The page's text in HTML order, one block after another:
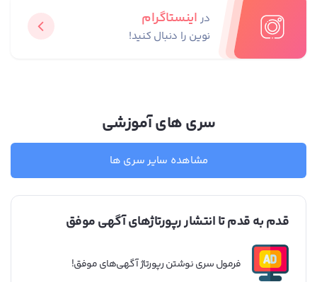
در اینستاگرام
نوین را دنبال کنید!
سری های آموزشی
مشاهده سایر سری ها
قدم به قدم تا انتشار رپورتاژهای آگهی موفق
فرمول سری نوشتن رپورتاژ آگهی‌های موفق!